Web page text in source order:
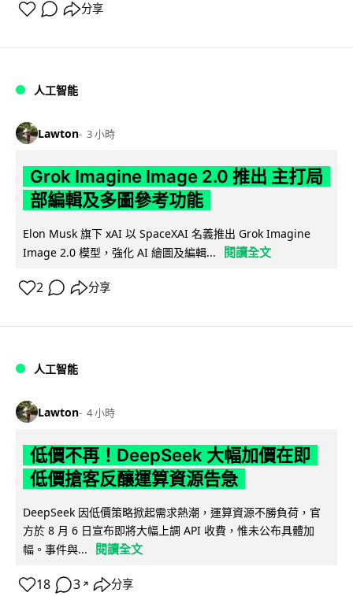
分享
人工智能
Lawton 3 小時
Grok Imagine Image 2.0 推出 主打局
部編輯及多圖參考功能
Elon Musk 旗下 xAI 以 SpaceXAI 名義推出 Grok Imagine
Image 2.0 模型，強化 AI 繪圖及編輯...
閱讀全文
2 分享
人工智能
Lawton 4 小時
低價不再！DeepSeek 大幅加價在即
低價搶客反釀運算資源告急
DeepSeek 因低價策略掀起需求熱潮，運算資源不勝負荷，官
方於 8 月 6 日宣布即將大幅上調 API 收費，惟未公布具體加
幅。事件與...
閱讀全文
18 3 ↗ 分享